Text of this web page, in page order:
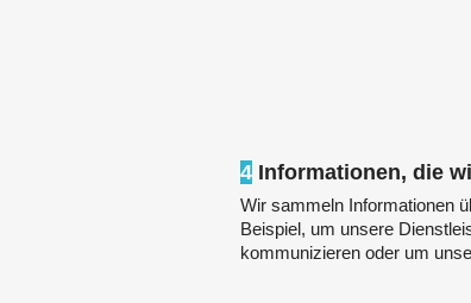
4 Informationen, die
Wir sammeln Informationen
Beispiel, um unsere
kommunizieren oder um